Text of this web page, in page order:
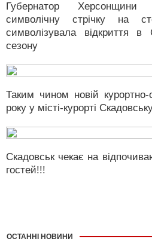
Губернатор Херсонщини
символічну стрічку на
символізувала відкриття в
сезону
Таким чином новій
року у місті-курорті
Скадовськ чекає на
гостей!!!
ОСТАННІ НОВИНИ